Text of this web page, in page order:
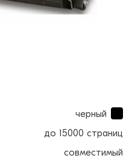
черный
до 15000 страниц
совместимый